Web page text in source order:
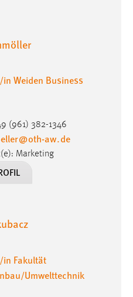
Weiden Business
(961) 382-1346
@oth-aw.de
Marketing
Fakultät
Umwelttechnik